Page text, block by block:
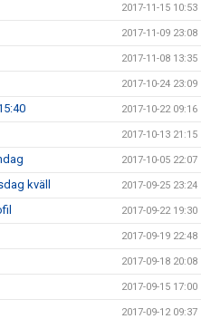
2017-11-15 10:53
2017-11-09 23:08
2017-11-08 13:35
2017-10-24 23:09
2017-10-22 09:16
2017-10-13 21:15
2017-10-05 22:07
kväll 2017-09-25 23:24
2017-09-22 19:30
2017-09-19 22:48
2017-09-18 20:08
2017-09-15 17:00
2017-09-12 09:37